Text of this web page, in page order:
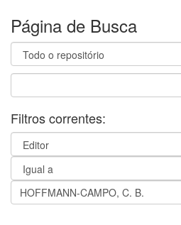
Página de Busca
Filtros correntes: